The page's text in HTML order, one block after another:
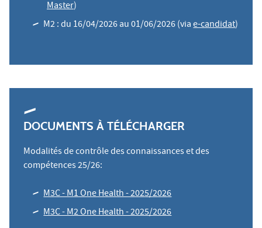
Master)
M2 : du 16/04/2026 au 01/06/2026 (viae-candidat)
DOCUMENTS À TÉLÉCHARGER
Modalités de contrôle des connaissances et des
compétences 25/26:
M3C - M1 One Health - 2025/2026
M3C - M2 One Health - 2025/2026